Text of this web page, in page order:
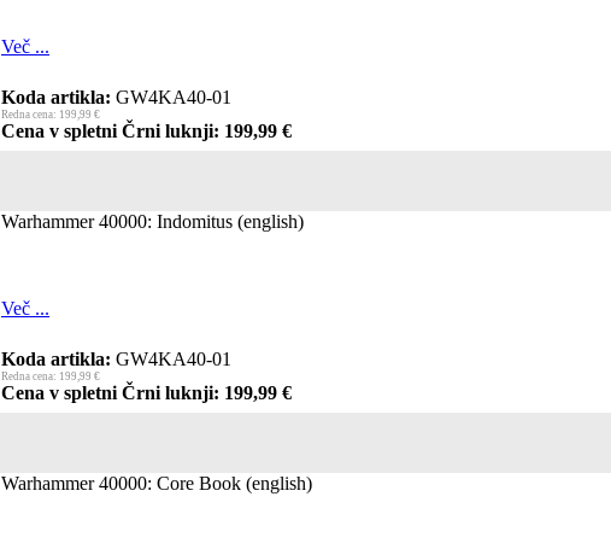
Več ...
Koda artikla: GW4KA40-01
Redna cena: 199,99 €
Cena v spletni Črni luknji: 199,99 €
Warhammer 40000: Indomitus (english)
Več ...
Koda artikla: GW4KA40-01
Redna cena: 199,99 €
Cena v spletni Črni luknji: 199,99 €
Warhammer 40000: Core Book (english)